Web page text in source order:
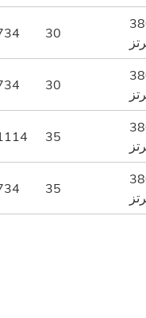
30
فولت
30
فولت
35
فولت
35
فولت